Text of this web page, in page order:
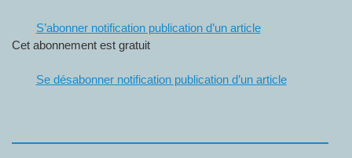
S’abonner notification publication d’un article
Cet abonnement est gratuit
Se désabonner notification publication d’un article